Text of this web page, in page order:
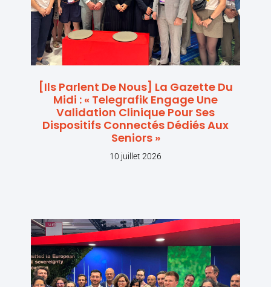
[Ils Parlent De Nous] La Gazette Du
Midi : « Telegrafik Engage Une
Validation Clinique Pour Ses
Dispositifs Connectés Dédiés Aux
Seniors »
10 juillet 2026